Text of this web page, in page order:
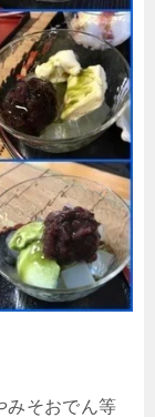
みそおでん等